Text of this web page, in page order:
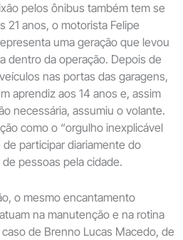
pelos ônibus também tem se
21 anos, o motorista Felipe
uma geração que levou
dentro da operação. Depois de
nas portas das garagens,
aprendiz aos 14 anos e, assim
necessária, assumiu o volante.
como o “orgulho inexplicável
participar diariamente do
pessoas pela cidade.
o mesmo encantamento
na manutenção e na rotina
de Brenno Lucas Macedo, de